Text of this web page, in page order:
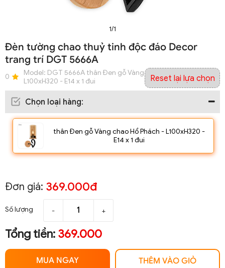
1/1
Đèn tường chao thuỷ tinh độc đáo Decor
trang trí DGT 5666A
0 Model: DGT 5666A thân Đen gỗ Vàng chao Hổ Phách -
L100xH320 - E14 x 1 đui
Chọn loại hàng:
thân Đen gỗ Vàng chao Hổ Phách - L100xH320 -
E14 x 1 đui
Reset lại lựa chọn
Đơn giá: 369.000đ
Số lượng - +
Tổng tiền: 369.000
MUA NGAY THÊM VÀO GIỎ